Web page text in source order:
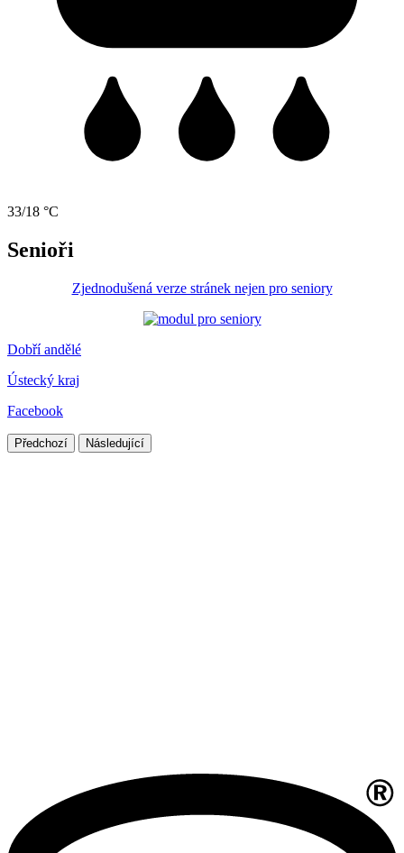
33/18 °C
Senioři
Zjednodušená verze stránek nejen pro seniory
Dobří andělé
Ústecký kraj
Facebook
Předchozí Následující